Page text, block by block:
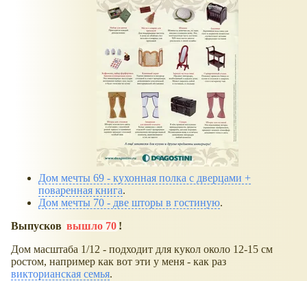
Дом мечты 69 - кухонная полка с дверцами +
поваренная книга.
Дом мечты 70 - две шторы в гостиную.
Выпусков вышло 70 !
Дом масштаба 1/12 - подходит для кукол около 12-15 см
ростом, например как вот эти у меня - как раз
викторианская семья.